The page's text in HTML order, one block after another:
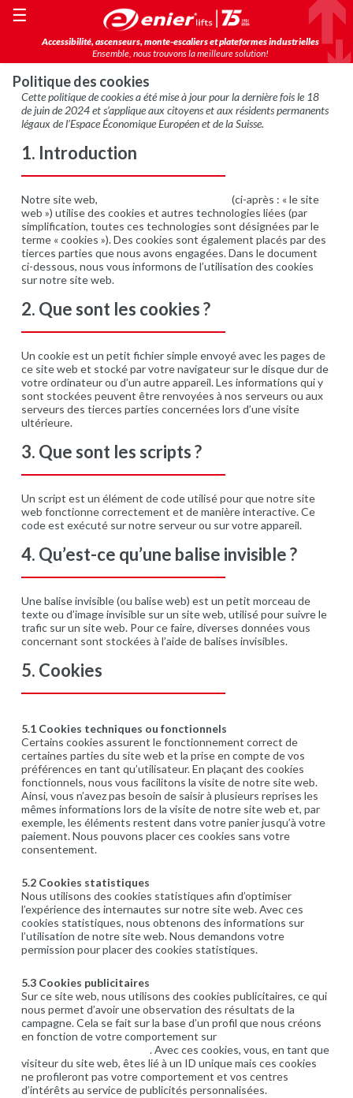
Accessibilité, ascenseurs, monte-escaliers et plateformes industrielles
Ensemble, nous trouvons la meilleure solution!
☰
Politique des cookies
Cette politique de cookies a été mise à jour pour la dernière fois le 18
de juin de 2024 et s’applique aux citoyens et aux résidents permanents
légaux de l’Espace Économique Européen et de la Suisse.
1. Introduction
Notre site web,
(ci-après : « le site
web ») utilise des cookies et autres technologies liées (par
simplification, toutes ces technologies sont désignées par le
terme « cookies »). Des cookies sont également placés par des
tierces parties que nous avons engagées. Dans le document
ci-dessous, nous vous informons de l’utilisation des cookies
sur notre site web.
2. Que sont les cookies ?
Un cookie est un petit fichier simple envoyé avec les pages de
ce site web et stocké par votre navigateur sur le disque dur de
votre ordinateur ou d’un autre appareil. Les informations qui y
sont stockées peuvent être renvoyées à nos serveurs ou aux
serveurs des tierces parties concernées lors d’une visite
ultérieure.
3. Que sont les scripts ?
Un script est un élément de code utilisé pour que notre site
web fonctionne correctement et de manière interactive. Ce
code est exécuté sur notre serveur ou sur votre appareil.
4. Qu’est-ce qu’une balise invisible ?
Une balise invisible (ou balise web) est un petit morceau de
texte ou d’image invisible sur un site web, utilisé pour suivre le
trafic sur un site web. Pour ce faire, diverses données vous
concernant sont stockées à l’aide de balises invisibles.
5. Cookies
5.1 Cookies techniques ou fonctionnels
Certains cookies assurent le fonctionnement correct de
certaines parties du site web et la prise en compte de vos
préférences en tant qu’utilisateur. En plaçant des cookies
fonctionnels, nous vous facilitons la visite de notre site web.
Ainsi, vous n’avez pas besoin de saisir à plusieurs reprises les
mêmes informations lors de la visite de notre site web et, par
exemple, les éléments restent dans votre panier jusqu’à votre
paiement. Nous pouvons placer ces cookies sans votre
consentement.
5.2 Cookies statistiques
Nous utilisons des cookies statistiques afin d’optimiser
l’expérience des internautes sur notre site web. Avec ces
cookies statistiques, nous obtenons des informations sur
l’utilisation de notre site web. Nous demandons votre
permission pour placer des cookies statistiques.
5.3 Cookies publicitaires
Sur ce site web, nous utilisons des cookies publicitaires, ce qui
nous permet d’avoir une observation des résultats de la
campagne. Cela se fait sur la base d’un profil que nous créons
en fonction de votre comportement sur
https://www.enier.com/fr/. Avec ces cookies, vous, en tant que
visiteur du site web, êtes lié à un ID unique mais ces cookies
ne profileront pas votre comportement et vos centres
d’intérêts au service de publicités personnalisées.